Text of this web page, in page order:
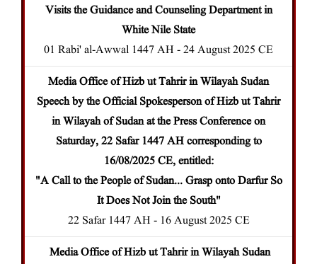
Visits the Guidance and Counseling Department in
White Nile State
01 Rabi' al-Awwal 1447 AH - 24 August 2025 CE
Media Office of Hizb ut Tahrir in Wilayah Sudan
Speech by the Official Spokesperson of Hizb ut Tahrir
in Wilayah of Sudan at the Press Conference on
Saturday, 22 Safar 1447 AH corresponding to
16/08/2025 CE, entitled:
"A Call to the People of Sudan... Grasp onto Darfur So
It Does Not Join the South"
22 Safar 1447 AH - 16 August 2025 CE
Media Office ofHizb ut Tahrir in Wilayah Sudan